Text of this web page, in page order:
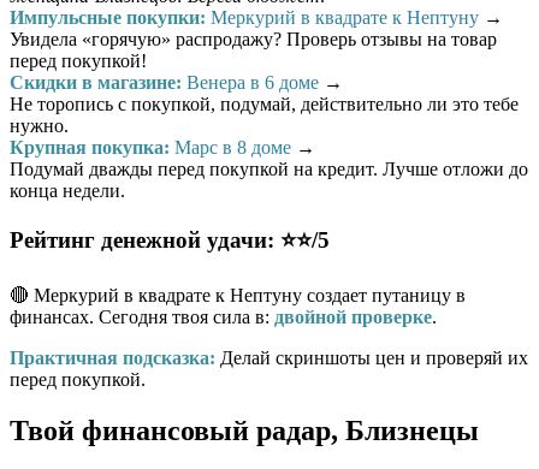
Импульсные покупки: Меркурий в квадрате к Нептуну →
Увидела «горячую» распродажу? Проверь отзывы на товар
перед покупкой!
Скидки в магазине: Венера в 6 доме →
Не торопись с покупкой, подумай, действительно ли это тебе
нужно.
Крупная покупка: Марс в 8 доме →
Подумай дважды перед покупкой на кредит. Лучше отложи до
конца недели.
Рейтинг денежной удачи: ⭐⭐/5
🔴 Меркурий в квадрате к Нептуну создает путаницу в
финансах. Сегодня твоя сила в: двойной проверке.
Практичная подсказка: Делай скриншоты цен и проверяй их
перед покупкой.
Твой финансовый радар, Близнецы